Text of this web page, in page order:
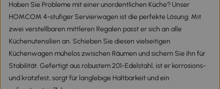
Haben Sie Probleme mit einer unordentlichen Küche? Unser
HOMCOM 4-stufiger Servierwagen ist die perfekte Lösung. Mit
zwei verstellbaren mittleren Regalen passt er sich an alle
Küchenutensilien an. Schieben Sie diesen vielseitigen
Küchenwagen mühelos zwischen Räumen und sichern Sie ihn für
Stabilität. Gefertigt aus robustem 201-Edelstahl, ist er korrosions-
und kratzfest, sorgt für langlebige Haltbarkeit und ein